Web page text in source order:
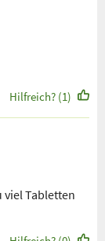
Hilfreich? (1)
viel Tabletten